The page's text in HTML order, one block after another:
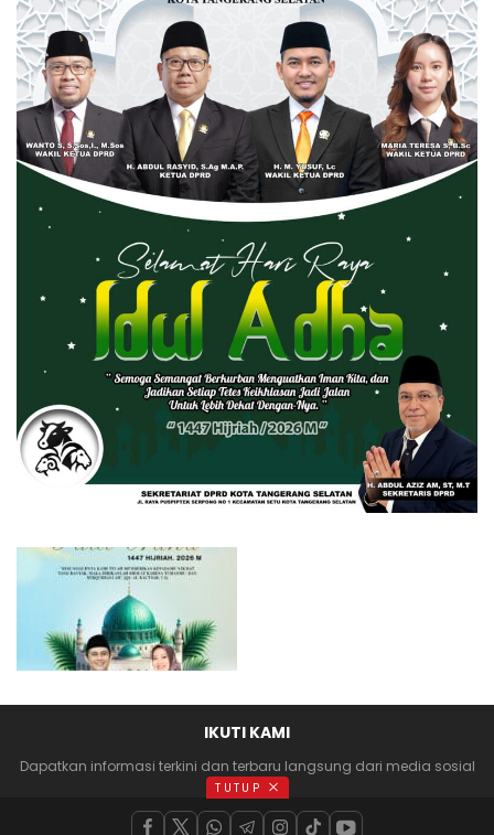
IKUTI KAMI
Dapatkan informasi terkini dan terbaru langsung dari media sosial
anda
TUTUP